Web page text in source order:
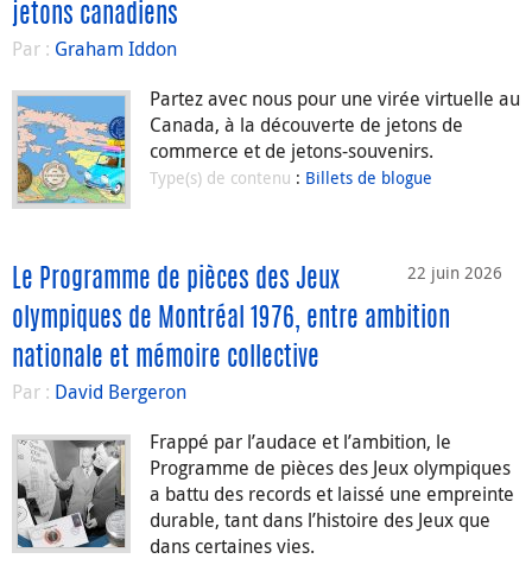
jetons canadiens
Par : Graham Iddon
Partez avec nous pour une virée virtuelle au
Canada, à la découverte de jetons de
commerce et de jetons-souvenirs.
Type(s) de contenu : Billets de blogue
22 juin 2026
Le Programme de pièces des Jeux
olympiques de Montréal 1976, entre ambition
nationale et mémoire collective
Par : David Bergeron
Frappé par l’audace et l’ambition, le
Programme de pièces des Jeux olympiques
a battu des records et laissé une empreinte
durable, tant dans l’histoire des Jeux que
dans certaines vies.